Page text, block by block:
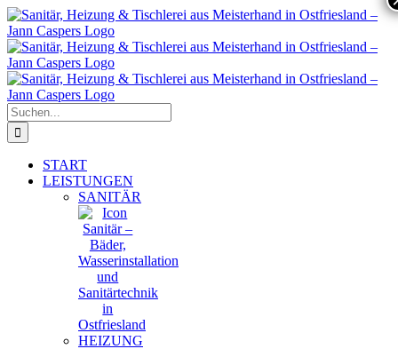
Zum
Inhalt
springen
Suche
nach:
START
LEISTUNGEN
SANITÄR
HEIZUNG